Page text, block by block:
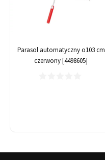
Parasol automatyczny o103 cm
czerwony [4498605]